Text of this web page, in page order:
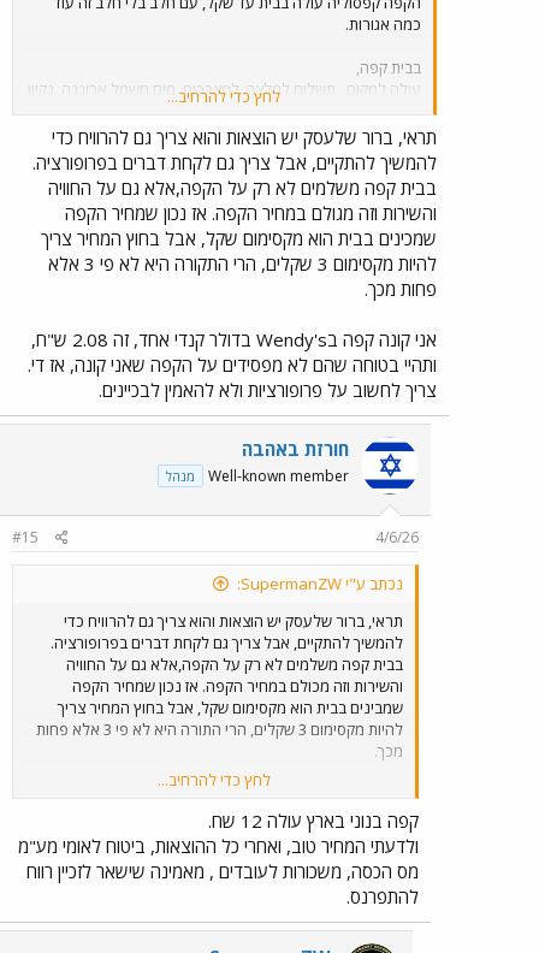
כמה אגורות.
בבית קפה,
עולה למקום , תשלום למלצר, למצרכים, מים חשמל ארוננה, נקיון
נעבור לדוגמה בינונית.
חנות בגדים בקניון מול חנות בשוק, למי יש יותר הוצאות?
בעל חנות בקניון יכול למכור במחיר השוק?
לחץ כדי להרחיב...
תראי, ברור שלעסק יש הוצאות והוא צריך גם להרוויח כדי
להמשיך להתקיים, אבל צריך גם לקחת דברים בפרופורציה.
בבית קפה משלמים לא רק על הקפה,אלא גם על החוויה
והשירות וזה מגולם במחיר הקפה. אז נכון שמחיר הקפה
שמכינים בבית הוא מקסימום שקל, אבל בחוץ המחיר צריך
להיות מקסימום 3 שקלים, הרי התקורה היא לא פי 3 אלא
פחות מכך.
אני קונה קפה בWendy's בדולר קנדי אחד, זה 2.08 ש"ח,
ותהיי בטוחה שהם לא מפסידים על הקפה שאני קונה, אז די.
צריך לחשוב על פרופורציות ולא להאמין לבכיינים.
חורזת באהבה
Well-known member מנהל
4/6/26
#15
נכתב ע"י SupermanZW:
תראי, ברור שלעסק יש הוצאות והוא צריך גם להרוויח כדי
להמשיך להתקיים, אבל צריך גם לקחת דברים בפרופורציה.
בבית קפה משלמים לא רק על הקפה,אלא גם על החוויה
והשירות וזה מכולם במחיר הקפה. אז נכון שמחיר הקפה
שמבינים בבית הוא מקסימום שקל, אבל בחוץ המחיר צריך
להיות מקסימום 3 שקלים, הרי התורה היא לא פי 3 אלא פחות
מכך.
ותהיי בטוחה שהם לא מפסידים על הקפה שאני קונה, אז די.
צריך לחשוב על פרופורציות ולא להאמין לבכיינים.
לחץ כדי להרחיב...
קפה בנוני בארץ עולה 12 שח.
ולדעתי המחיר טוב, ואחרי כל ההוצאות, ביטוח לאומי מע"מ
מס הכסה, משכורות לעובדים , מאמינה שישאר לזכיין רווח
להתפרנס.